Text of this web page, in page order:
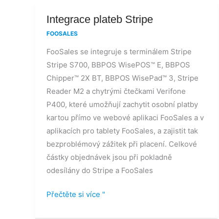
Integrace plateb Stripe
FOOSALES
FooSales se integruje s terminálem Stripe
Stripe S700, BBPOS WisePOS™ E, BBPOS
Chipper™ 2X BT, BBPOS WisePad™ 3, Stripe
Reader M2 a chytrými čtečkami Verifone
P400, které umožňují zachytit osobní platby
kartou přímo ve webové aplikaci FooSales a v
aplikacích pro tablety FooSales, a zajistit tak
bezproblémový zážitek při placení. Celkové
částky objednávek jsou při pokladně
odesílány do Stripe a FooSales
Integrace
plateb
Přečtěte si více "